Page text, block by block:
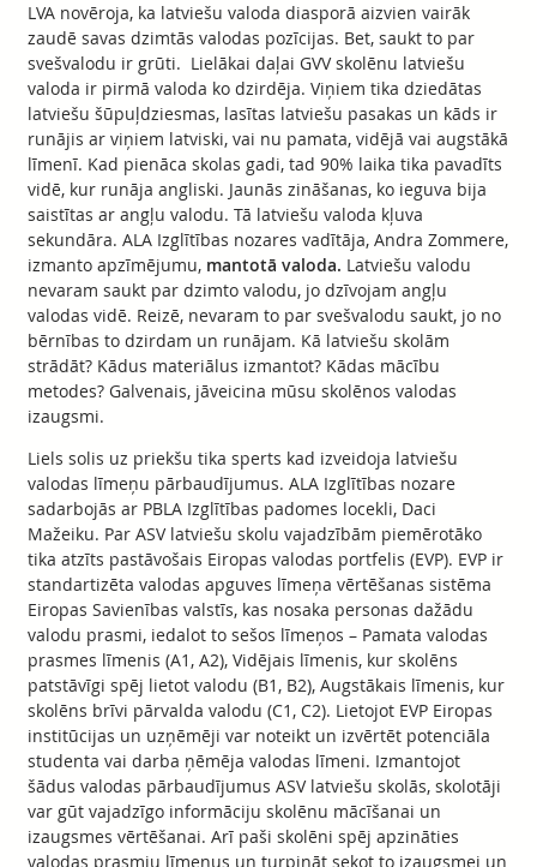
LVA novēroja, ka latviešu valoda diasporā aizvien vairāk
zaudē savas dzimtās valodas pozīcijas. Bet, saukt to par
svešvalodu ir grūti. Lielākai daļai GVV skolēnu latviešu
valoda ir pirmā valoda ko dzirdēja. Viņiem tika dziedātas
latviešu šūpuļdziesmas, lasītas latviešu pasakas un kāds ir
runājis ar viņiem latviski, vai nu pamata, vidējā vai augstākā
līmenī. Kad pienāca skolas gadi, tad 90% laika tika pavadīts
vidē, kur runāja angliski. Jaunās zināšanas, ko ieguva bija
saistītas ar angļu valodu. Tā latviešu valoda kļuva
sekundāra. ALA Izglītības nozares vadītāja, Andra Zommere,
izmanto apzīmējumu, mantotā valoda. Latviešu valodu
nevaram saukt par dzimto valodu, jo dzīvojam angļu
valodas vidē. Reizē, nevaram to par svešvalodu saukt, jo no
bērnības to dzirdam un runājam. Kā latviešu skolām
strādāt? Kādus materiālus izmantot? Kādas mācību
metodes? Galvenais, jāveicina mūsu skolēnos valodas
izaugsmi.
Liels solis uz priekšu tika sperts kad izveidoja latviešu
valodas līmeņu pārbaudījumus. ALA Izglītības nozare
sadarbojās ar PBLA Izglītības padomes locekli, Daci
Mažeiku. Par ASV latviešu skolu vajadzībām piemērotāko
tika atzīts pastāvošais Eiropas valodas portfelis (EVP). EVP ir
standartizēta valodas apguves līmeņa vērtēšanas sistēma
Eiropas Savienības valstīs, kas nosaka personas dažādu
valodu prasmi, iedalot to sešos līmeņos – Pamata valodas
prasmes līmenis (A1, A2), Vidējais līmenis, kur skolēns
patstāvīgi spēj lietot valodu (B1, B2), Augstākais līmenis, kur
skolēns brīvi pārvalda valodu (C1, C2). Lietojot EVP Eiropas
institūcijas un uzņēmēji var noteikt un izvērtēt potenciāla
studenta vai darba ņēmēja valodas līmeni. Izmantojot
šādus valodas pārbaudījumus ASV latviešu skolās, skolotāji
var gūt vajadzīgo informāciju skolēnu mācīšanai un
izaugsmes vērtēšanai. Arī paši skolēni spēj apzināties
valodas prasmju līmeņus un turpināt sekot to izaugsmei un